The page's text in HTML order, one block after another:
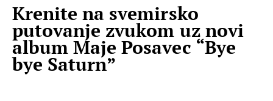
Krenite na svemirsko
putovanje zvukom uz novi
album Maje Posavec “Bye
bye Saturn”